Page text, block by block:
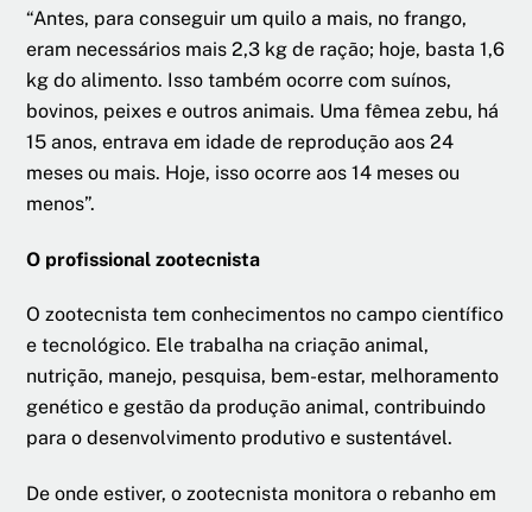
“Antes, para conseguir um quilo a mais, no frango,
eram necessários mais 2,3 kg de ração; hoje, basta 1,6
kg do alimento. Isso também ocorre com suínos,
bovinos, peixes e outros animais. Uma fêmea zebu, há
15 anos, entrava em idade de reprodução aos 24
meses ou mais. Hoje, isso ocorre aos 14 meses ou
menos”.
O profissional zootecnista
O zootecnista tem conhecimentos no campo científico
e tecnológico. Ele trabalha na criação animal,
nutrição, manejo, pesquisa, bem-estar, melhoramento
genético e gestão da produção animal, contribuindo
para o desenvolvimento produtivo e sustentável.
De onde estiver, o zootecnista monitora o rebanho em